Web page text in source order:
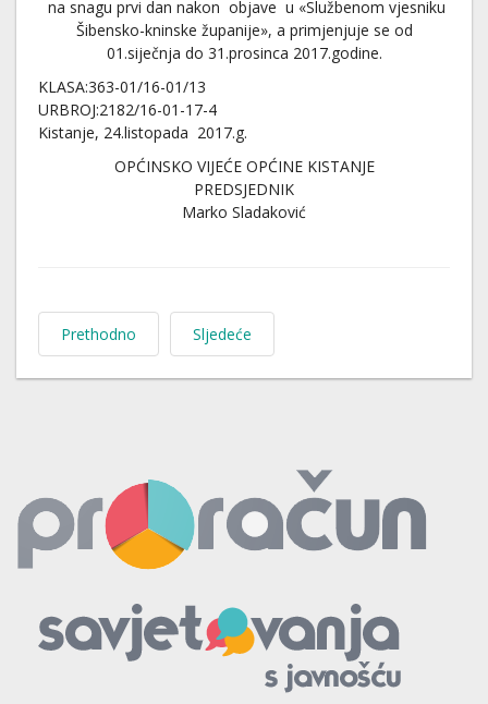
na snagu prvi dan nakon objave u «Službenom vjesniku
Šibensko-kninske županije», a primjenjuje se od
01.siječnja do 31.prosinca 2017.godine.
KLASA:363-01/16-01/13
URBROJ:2182/16-01-17-4
Kistanje, 24.listopada 2017.g.
OPĆINSKO VIJEĆE OPĆINE KISTANJE
PREDSJEDNIK
Marko Sladaković
Prethodno Sljedeće